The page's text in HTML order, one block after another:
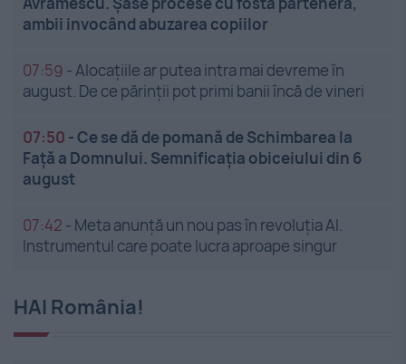
ambii invocând abuzarea copiilor
07:59 -Alocațiile ar putea intra mai devreme în
august. De ce părinții pot primi banii încă de vineri
07:50 -Ce se dă de pomană de Schimbarea la
Față a Domnului. Semnificația obiceiului din 6
august
07:42 - Meta anunță un nou pas în revoluția AI.
Instrumentul care poate lucra aproape singur
HAI România!